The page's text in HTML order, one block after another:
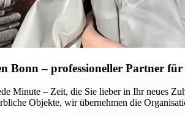
Bonn – professioneller Partner für
Minute – Zeit, die Sie lieber in Ihr neues
Objekte, wir übernehmen die